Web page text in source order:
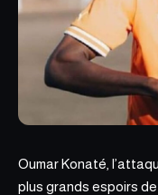
Oumar Konaté,
plus grands espoirs